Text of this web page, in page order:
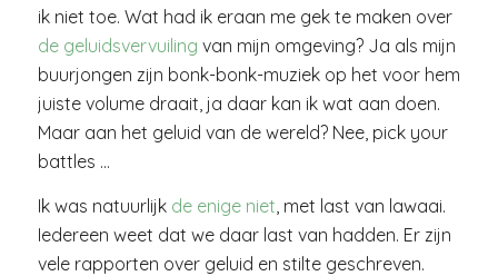
ik niet toe. Wat had ik eraan me gek te maken over
de geluidsvervuiling van mijn omgeving? Ja als mijn
buurjongen zijn bonk-bonk-muziek op het voor hem
juiste volume draait, ja daar kan ik wat aan doen.
Maar aan het geluid van de wereld? Nee, pick your
battles …
Ik was natuurlijk de enige niet , met last van lawaai.
Iedereen weet dat we daar last van hadden. Er zijn
vele rapporten over geluid en stilte geschreven.